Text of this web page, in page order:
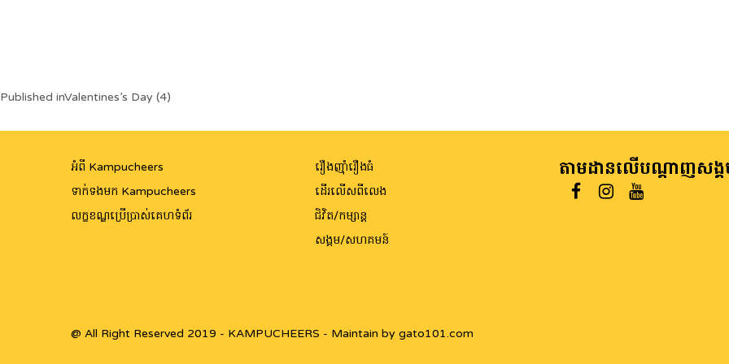
Post
navigation
Published inValentines’s Day (4)
អំពី Kampucheers
ទាក់ទងមក Kampucheers
លក្ខខណ្ឌប្រើប្រាស់គេហទំព័រ
រឿងញ៉ាំរឿងធំ
ដើរលើសពីលេង
ជិវិត/កម្សាន្ត
សង្គម/សហគមន៍
តាមដានលើបណ្តាញសង្
@ All Right Reserved 2019 - KAMPUCHEERS - Maintain by gato101.com